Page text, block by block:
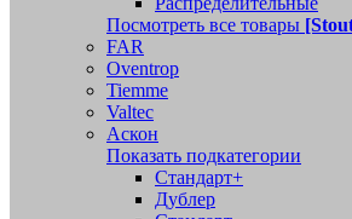
Посмотреть все товары
FAR
Oventrop
Tiemme
Valtec
Аскон
Показать подкатегории
Стандарт+
Дублер